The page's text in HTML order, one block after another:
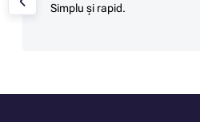
Simplu și rapid.